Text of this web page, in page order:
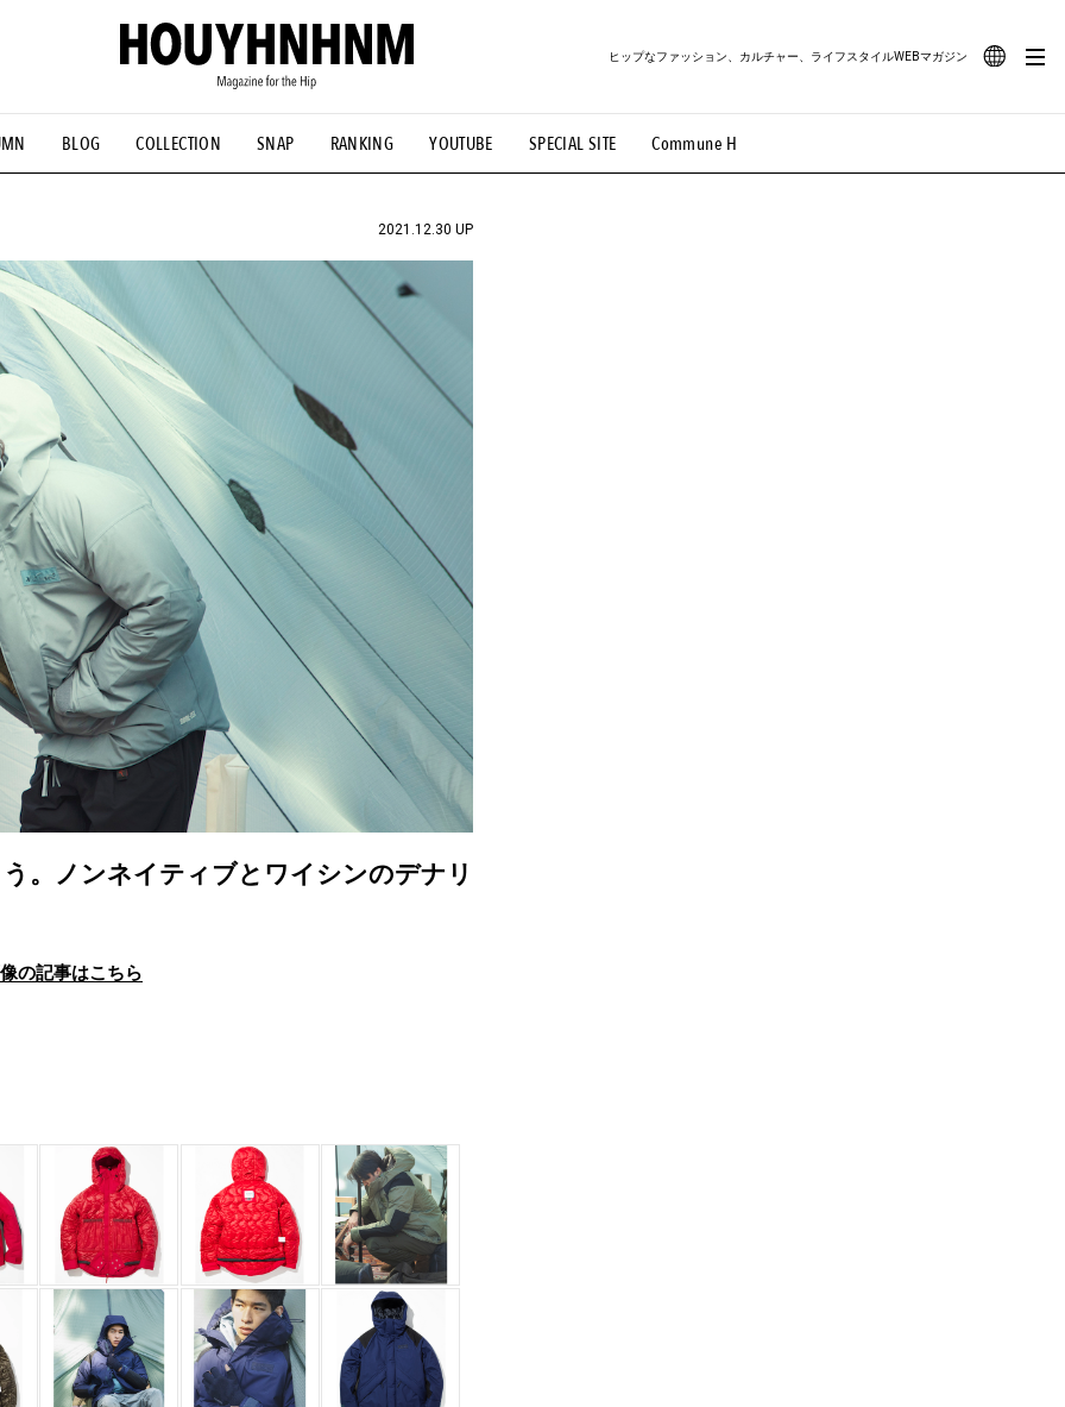
BLOG COLLECTION SNAP RANKING YOUTUBE SPECIAL SITE Commune H
ヒップなファッション、カルチャー、ライフスタイルWEBマガジン
#古着サミット #NEW VINTAGE #マイナーグッド図鑑 #路地裏てぃーん。 #MONTHLY JOURNAL
#FOCUS IT #AH.H #ととけん #FASHION #MUSIC #MOVIE #LIFESTYLE #SNEAKER #OUTDOOR
2021.12.30 UP
。ノンネイティブとワイシンのデナリ
の記事はこちら